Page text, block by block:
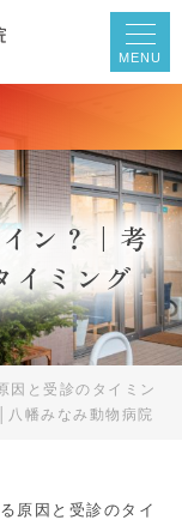
MENU
ン？｜考
イミング
因と受診のタイミン
八幡みなみ動物病院
原因と受診のタイ